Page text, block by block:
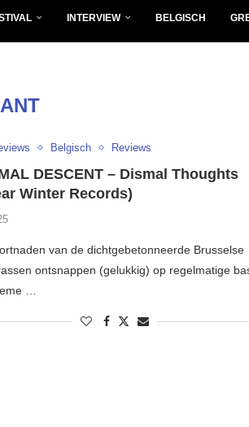
INTERVIEW BELGISCH
Belgisch Reviews
DESCENT – Dismal Thoughts
Winter Records)
van de dichtgebetonneerde Brusselse
ontsnappen (gelukkig) op regelmatige
…